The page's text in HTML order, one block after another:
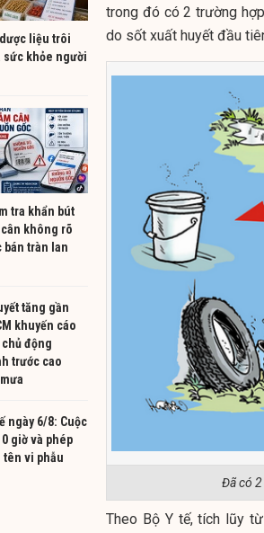
liệu trôi
sức khỏe người
tra khẩn bút
không rõ
bán tràn lan
tăng gần
khuyến cáo
động
trước cao
ngày 6/8: Cuộc
giờ và phép
tên vi phẫu
trong đó có 2 trường
do sốt xuất huyết đầu
Đã có 2
Theo Bộ Y tế, tích lũy